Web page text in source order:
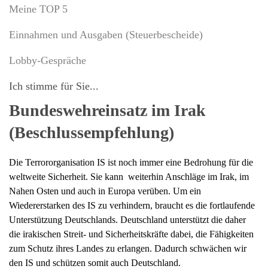
Meine TOP 5
Einnahmen und Ausgaben (Steuerbescheide)
Lobby-Gespräche
Ich stimme für Sie...
Bundeswehreinsatz im Irak
(Beschlussempfehlung)
Die Terrororganisation IS ist noch immer eine Bedrohung für die
weltweite Sicherheit. Sie kann weiterhin Anschläge im Irak, im
Nahen Osten und auch in Europa verüben. Um ein
Wiedererstarken des IS zu verhindern, braucht es die fortlaufende
Unterstützung Deutschlands. Deutschland unterstützt die daher
die irakischen Streit- und Sicherheitskräfte dabei, die Fähigkeiten
zum Schutz ihres Landes zu erlangen. Dadurch schwächen wir
den IS und schützen somit auch Deutschland.